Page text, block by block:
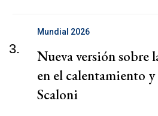
3.
Mundial 2026
Nueva versión sobre
en el calentamiento
Scaloni